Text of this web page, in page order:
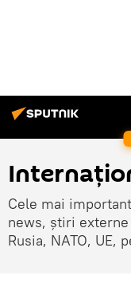
Cele mai
news, știri externe
Rusia, NATO, UE,